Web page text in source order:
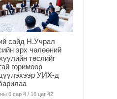
сайд Н.Учрал
эрх чөлөөний
төслийг
горимоор
УИХ-д
6 сар 4 / 16 цаг 42